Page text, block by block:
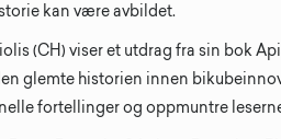
kan være avbildet.
(CH) viser et utdrag fra sin bok
glemte historien innen
fortellinger og oppmuntre